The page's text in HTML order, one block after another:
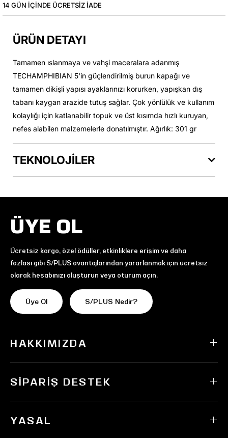
14 GÜN IÇINDE ÜCRETSIZ IADE
ÜRÜN DETAYI
Tamamen ıslanmaya ve vahşi maceralara adanmış
TECHAMPHIBIAN 5'in güçlendirilmiş burun kapağı ve
tamamen dikişli yapısı ayaklarınızı korurken, yapışkan dış
tabanı kaygan arazide tutuş sağlar. Çok yönlülük ve kullanım
kolaylığı için katlanabilir topuk ve üst kısımda hızlı kuruyan,
nefes alabilen malzemelerle donatılmıştır. Ağırlık: 301 gr
TEKNOLOJİLER
ÜYE OL
Ücretsiz kargo, özel ödüller, etkinliklere erişim ve daha
fazlası gibi S/PLUS avantajlarından yararlanmak için ücretsiz
olarak hesabınızı oluşturun veya oturum açın.
Üye Ol S/PLUS Nedir?
HAKKIMIZDA
SIPARIŞ DESTEK
YASAL